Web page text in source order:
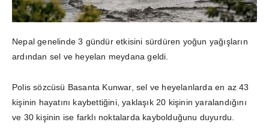
Nepal genelinde 3 gündür etkisini sürdüren yoğun yağışların
ardından sel ve heyelan meydana geldi.
Polis sözcüsü Basanta Kunwar, sel ve heyelanlarda en az 43
kişinin hayatını kaybettiğini, yaklaşık 20 kişinin yaralandığını
ve 30 kişinin ise farklı noktalarda kaybolduğunu duyurdu.